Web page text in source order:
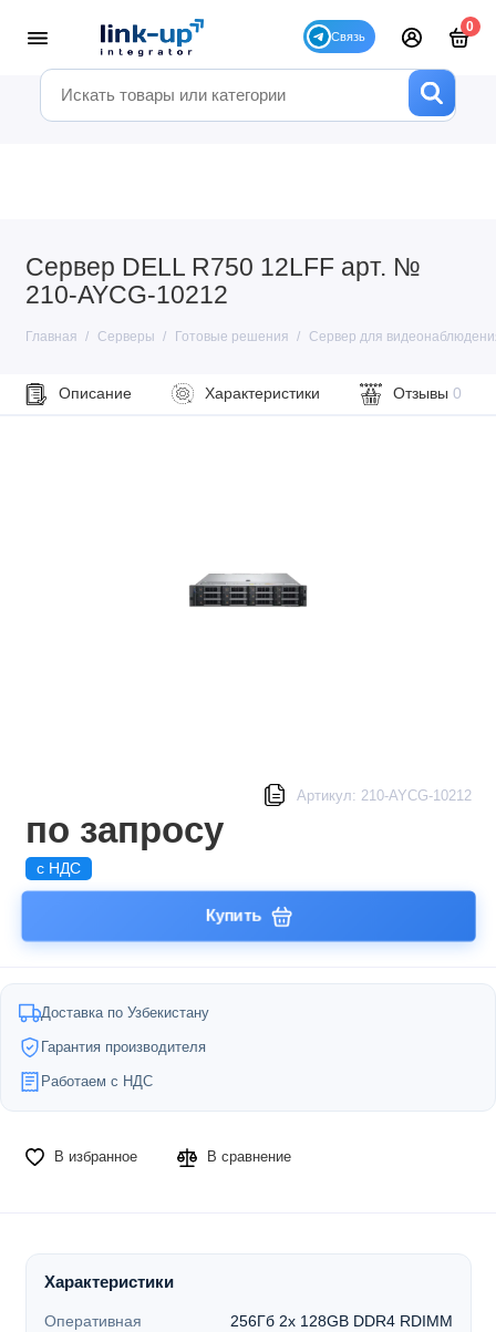
0
Сервер DELL R750 12LFF арт. №
210-AYCG-10212
Главная Серверы Готовые решения Сервер для
Описание Характеристики Отзывы 0
Артикул: 210-AYCG-10212
по запросу
с НДС
Купить
Доставка по Узбекистану
Гарантия производителя
Работаем с НДС
В избранное В сравнение
Характеристики
Оперативная
256Гб 2x 128GB DDR4 RDIMM